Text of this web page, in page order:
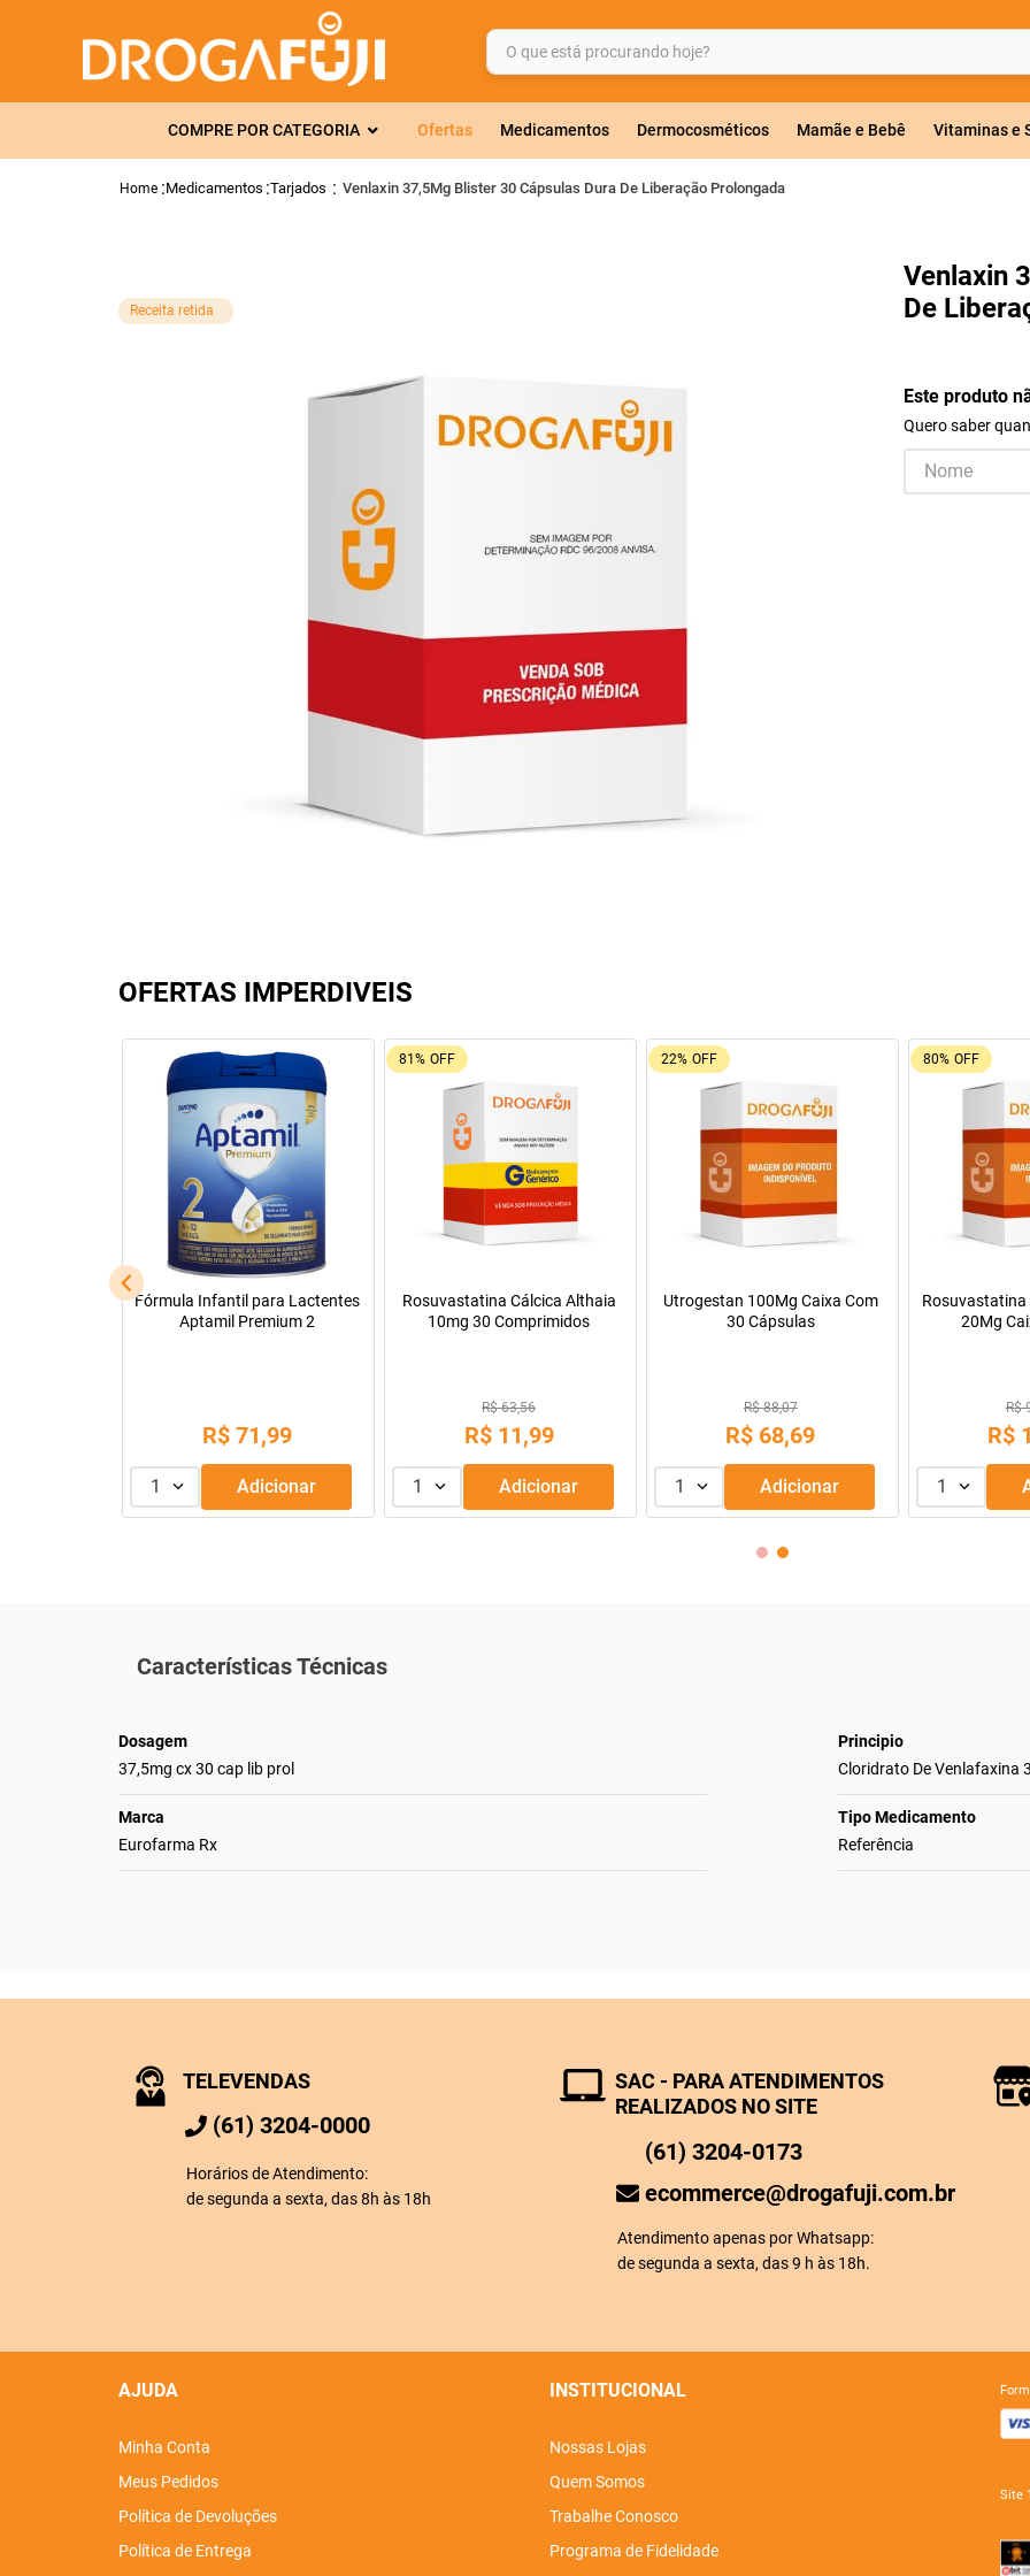
O que está procurando hoje?
COMPRE POR CATEGORIA Ofertas Medicamentos Dermocosméticos Mamãe e Bebê Vitaminas e
Medicamentos Tarjados Venlaxin 37,5Mg Blister 30 Cápsulas Dura De Liberação Prolongada
Receita retida
Venlaxin
De
Este produto
Quero saber
OFERTAS IMPERDIVEIS
OFF
Tadalafila Ems 5mg 30
comprimidos revestidos
R$ 9,99
1 Adicionar
26% OFF
Leve + Pague -
Pregomin Fórmula Infantil para
Lactentes Pepti 400g
R$ 169,99
ou3x de R$ 56,66
1 Adicionar
9% OFF
Oferta do Mês
Máscara de Tratamento Lola
Cosmetics Morte Súbita 450g
R$ 43,99
R$ 39,99
1 Adicionar
55% OFF
Resfenol com
R$
R$
1
Características Técnicas
Dosagem
37,5mg cx 30 cap lib prol
Principio
Cloridrato De Venlafaxina
Marca
Eurofarma Rx
Tipo Medicamento
Referência
TELEVENDAS
(61) 3204-0000
Horários de Atendimento:
de segunda a sexta, das 8h às 18h
SAC - PARA ATENDIMENTOS
REALIZADOS NO SITE
(61) 3204-0173
ecommerce@drogafuji.com.br
Atendimento apenas por Whatsapp:
de segunda a sexta, das 9 h às 18h.
AJUDA
Minha Conta
Meus Pedidos
Política de Devoluções
Política de Entrega
INSTITUCIONAL
Nossas Lojas
Quem Somos
Trabalhe Conosco
Programa de Fidelidade
site
TERMOS MAIS BUSCADOS
2º
gelmax
7º
tadalafila